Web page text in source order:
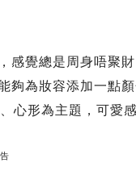
感覺總是周身唔聚
夠為妝容添加一點
心形為主題，可愛感